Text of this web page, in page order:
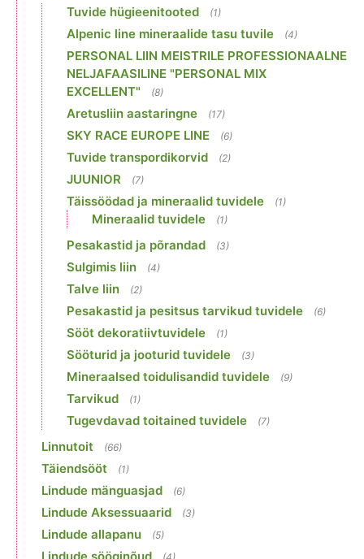
Tuvide hügieenitooted (1)
Alpenic line mineraalide tasu tuvile (4)
PERSONAL LIIN MEISTRILE PROFESSIONAALNE
NELJAFAASILINE "PERSONAL MIX
EXCELLENT"
(8)
Aretusliin aastaringne (17)
SKY RACE EUROPE LINE (6)
Tuvide transpordikorvid (2)
JUUNIOR (7)
Täissöödad ja mineraalid tuvidele (1)
Mineraalid tuvidele (1)
Pesakastid ja põrandad (3)
Sulgimis liin (4)
Talve liin (2)
Pesakastid ja pesitsus tarvikud tuvidele (6)
Sööt dekoratiivtuvidele (1)
Sööturid ja jooturid tuvidele (3)
Mineraalsed toidulisandid tuvidele (9)
Tarvikud (1)
Tugevdavad toitained tuvidele (7)
Linnutoit (66)
Täiendsööt (1)
Lindude mänguasjad (6)
Lindude Aksessuaarid (3)
Lindude allapanu (5)
Lindude sööginõud